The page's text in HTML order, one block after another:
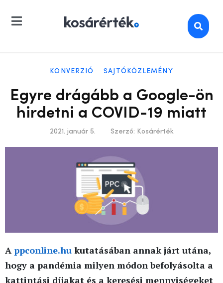
KONVERZIÓ SAJTÓKÖZLEMÉNY
Egyre drágább a Google-ön
hirdetni a COVID-19 miatt
2021. január 5. Szerző: Kosárérték
A ppconline.hu kutatásában annak járt utána,
hogy a pandémia milyen módon befolyásolta a
kattintási díjakat és a keresési mennyiségeket